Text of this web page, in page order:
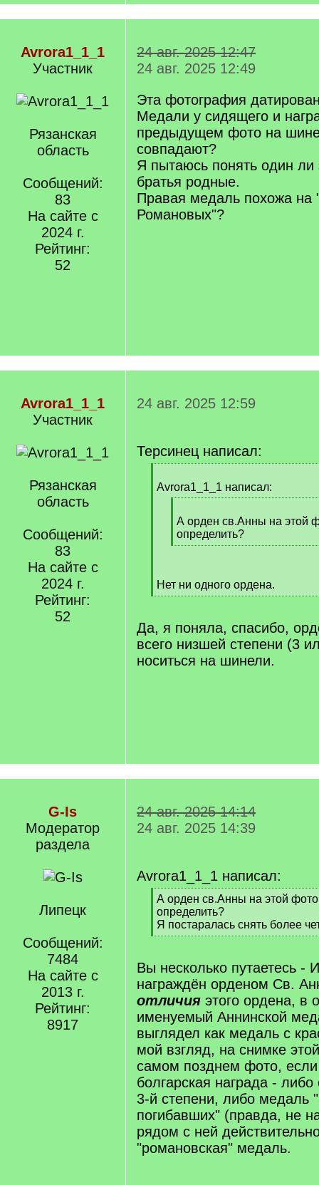
Avrora1_1_1
Участник
Рязанская
область
Сообщений:
83
На сайте с
2024 г.
Рейтинг:
52
24 авг. 2025 12:47
24 авг. 2025 12:49
Эта фотография
Медали у сидящего и
предыдущем фото на
совпадают?
Я пытаюсь понять один ли
братья родные.
Правая медаль похожа на
Романовых"?
Avrora1_1_1
Участник
Рязанская
область
Сообщений:
83
На сайте с
2024 г.
Рейтинг:
52
24 авг. 2025 12:59
Терсинец написал:
q
Avrora1_1_1 написал:
q
]
А орден св.Анны на этой
определить?
[
Нет ни одного ордена.
[
]
Да, я поняла, спасибо,
всего низшей степени (3
носиться на шинели.
G-Is
Модератор
раздела
Липецк
Сообщений:
7484
На сайте с
2013 г.
Рейтинг:
8917
24 авг. 2025 14:14
24 авг. 2025 14:39
Avrora1_1_1 написал:
[
q
]
А орден св.Анны на этой
определить?
Я постаралась снять более
[
q
Вы несколько путаетесь -
награждён орденом Св.
отличия этого ордена, в
именуемый Аннинской
выглядел как медаль с
мой взгляд, на снимке
самом позднем фото,
болгарская награда -
3-й степени, либо медаль
погибавших" (правда, не
рядом с ней
"романовская" медаль.